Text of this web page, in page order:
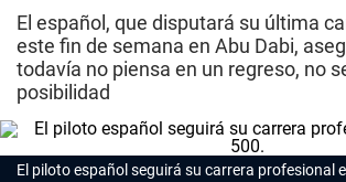
El español, que disputará su última
este fin de semana en Abu Dabi,
todavía no piensa en un regreso, no
posibilidad
El piloto español seguirá su carrera profesional